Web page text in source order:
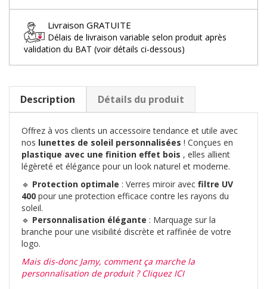
Livraison GRATUITE
Délais de livraison variable selon produit après
validation du BAT (voir détails ci-dessous)
Description Détails du produit
Offrez à vos clients un accessoire tendance et utile avec
nos lunettes de soleil personnalisées ! Conçues en
plastique avec une finition effet bois , elles allient
légèreté et élégance pour un look naturel et moderne.
🔹 Protection optimale : Verres miroir avec filtre UV
400 pour une protection efficace contre les rayons du
soleil.
🔹 Personnalisation élégante : Marquage sur la
branche pour une visibilité discrète et raffinée de votre
logo.
Mais dis-donc Jamy, comment ça marche la
personnalisation de produit ? Cliquez ICI